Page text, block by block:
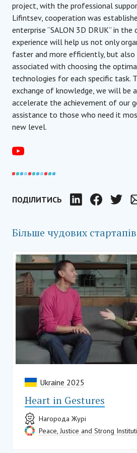
project, with the professional
Lifintsev, cooperation was
enterprise “SALON 3D DRUK” in the
experience will help us not only
faster and more efficiently, but also
associated with choosing the
technologies for each specific task.
exchange of knowledge, we will be
accelerate the achievement of our
assistance to those who need it
new level.
ПОДІЛИТИСЬ LinkedIn Facebook
Більше чудових стартапів
Ukraine 2025
Heart in Gestures
Нагорода Журі
Peace, Justice and Strong